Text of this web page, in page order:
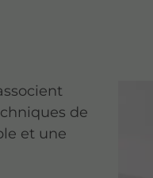
de
et une